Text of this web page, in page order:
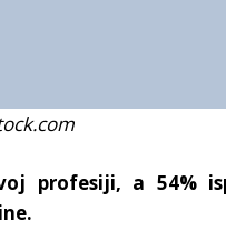
profesiji, a 54%